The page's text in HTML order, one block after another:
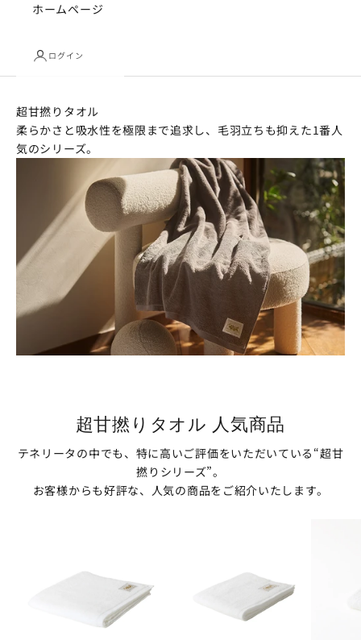
ホームページ
ログイン
超甘撚りタオル
柔らかさと吸水性を極限まで追求し、毛羽立ちも抑えた1番人
気のシリーズ。
超甘撚りタオル 人気商品
テネリータの中でも、特に高いご評価をいただいている“超甘
撚りシリーズ”。
お客様からも好評な、人気の商品をご紹介いたします。